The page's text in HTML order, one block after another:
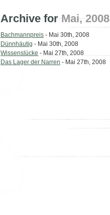
Archive for Mai, 2008
Bachmannpreis - Mai 30th, 2008
Dünnhäutig - Mai 30th, 2008
Wissenslücke - Mai 27th, 2008
Das Lager der Narren - Mai 27th, 2008